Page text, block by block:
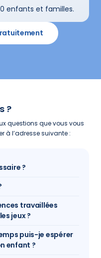
enfants et familles.
?
questions que vous vous
?
travaillées
jeux ?
puis-je espérer
enfant ?